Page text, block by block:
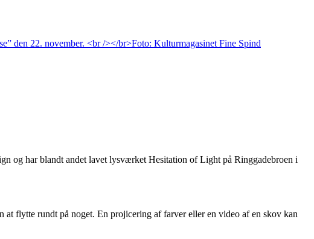
og har blandt andet lavet lysværket Hesitation of Light på Ringgadebroen i
flytte rundt på noget. En projicering af farver eller en video af en skov kan